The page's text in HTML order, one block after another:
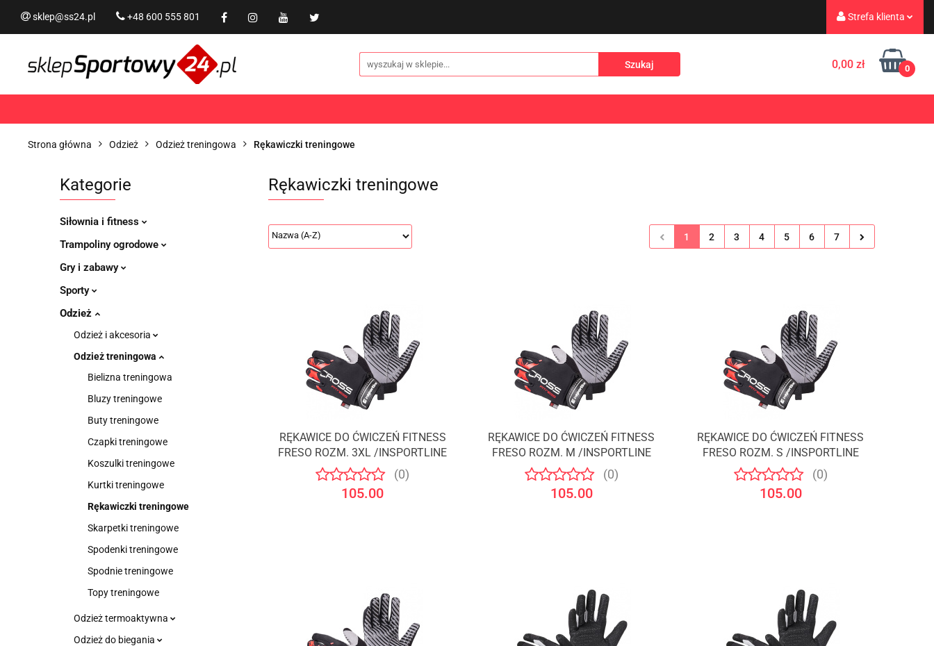
sklep@ss24.pl +48 600 555 801 Strefa klienta
Zaloguj się
Zarejestruj się
Dodaj zgłoszenie
0,00 zł 0
Siłownia i fitness Trampoliny i akcesoria
Rekreacja NOWOŚCI
Strona główna Odzież Odzież treningowa Rękawiczki treningowe
Kategorie
Siłownia i fitness
Trampoliny ogrodowe
Gry i zabawy
Sporty
Odzież
Odzież i akcesoria
Odzież treningowa
Bielizna treningowa
Bluzy treningowe
Buty treningowe
Czapki treningowe
Koszulki treningowe
Kurtki treningowe
Rękawiczki treningowe
Skarpetki treningowe
Spodenki treningowe
Spodnie treningowe
Topy treningowe
Odzież termoaktywna
Odzież do biegania
Rękawiczki treningowe
1 2 3 4 5 6 7
RĘKAWICE DO ĆWICZEŃ FITNESS
FRESO ROZM. 3XL /INSPORTLINE
(0)
105.00
RĘKAWICE DO ĆWICZEŃ FITNESS
FRESO ROZM. M /INSPORTLINE
(0)
105.00
RĘKAWICE DO ĆWICZEŃ FITNESS
FRESO ROZM. S /INSPORTLINE
(0)
105.00